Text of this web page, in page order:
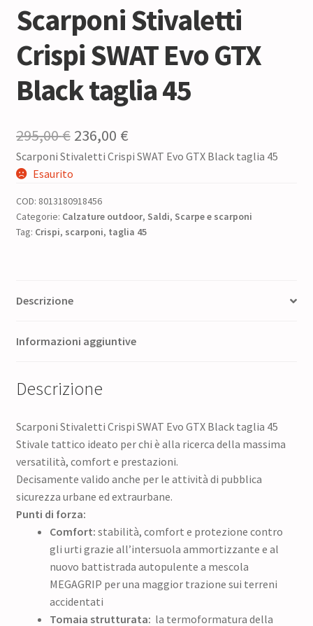
Scarponi Stivaletti
Crispi SWAT Evo GTX
Black taglia 45
295,00€ Il
prezzo
era:
295,00 €.
236,00 €Il
prezzo
è:
236,00 €.
Scarponi Stivaletti Crispi SWAT Evo GTX Black taglia 45
Esaurito
COD: 8013180918456
Categorie: Calzature outdoor, Saldi, Scarpe e scarponi
Tag: Crispi, scarponi, taglia 45
Descrizione
Informazioni aggiuntive
Descrizione
Scarponi Stivaletti Crispi SWAT Evo GTX Black taglia 45
Stivale tattico ideato per chi è alla ricerca della massima
versatilità, comfort e prestazioni.
Decisamente valido anche per le attività di pubblica
sicurezza urbane ed extraurbane.
Punti di forza:
Comfort: stabilità, comfort e protezione contro
gli urti grazie all’intersuola ammortizzante e al
nuovo battistrada autopulente a mescola
MEGAGRIP per una maggior trazione sui terreni
accidentati
Tomaia strutturata: la termoformatura della